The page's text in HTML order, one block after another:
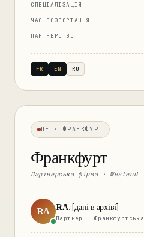
СПЕЦІАЛІЗАЦІЯ
ЧАС РОЗГОРТАННЯ
ПАРТНЕРСТВО
FR EN RU
DE · ФРАНКФУРТ
Франкфурт
Партнерська фірма · Westend
RA RA. [дані в архіві]
Партнер ·